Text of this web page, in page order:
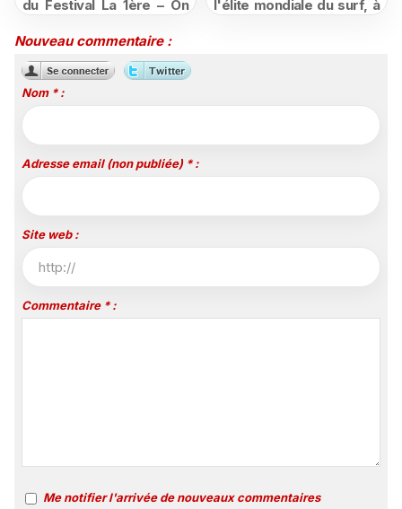
du Festival La 1ère – On
l'élite mondiale du surf, à
Nouveau commentaire :
Nom * :
Adresse email (non publiée) * :
Site web :
Commentaire * :
Me notifier l'arrivée de nouveaux commentaires